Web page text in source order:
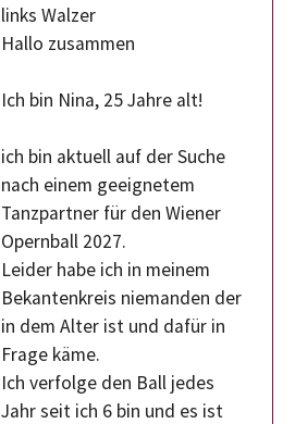
links Walzer
Hallo zusammen
Ich bin Nina, 25 Jahre alt!
ich bin aktuell auf der Suche
nach einem geeignetem
Tanzpartner für den Wiener
Opernball 2027.
Leider habe ich in meinem
Bekantenkreis niemanden der
in dem Alter ist und dafür in
Frage käme.
Ich verfolge den Ball jedes
Jahr seit ich 6 bin und es ist